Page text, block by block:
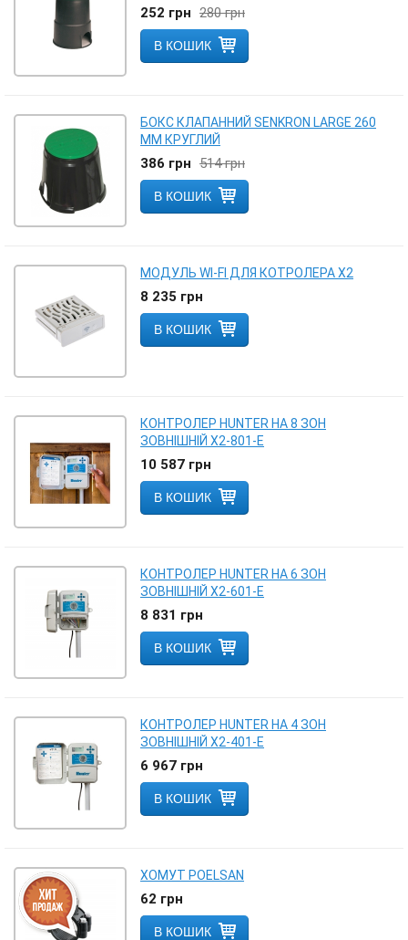
252 грн 280 грн
В КОШИК
БОКС КЛАПАННИЙ SENKRON LARGE 260
ММ КРУГЛИЙ
386 грн 514 грн
В КОШИК
МОДУЛЬ WI-FI ДЛЯ КОТРОЛЕРА Х2
8 235 грн
В КОШИК
КОНТРОЛЕР HUNTER НА 8 ЗОН
ЗОВНІШНІЙ Х2-801-Е
10 587 грн
В КОШИК
КОНТРОЛЕР HUNTER НА 6 ЗОН
ЗОВНІШНІЙ Х2-601-Е
8 831 грн
В КОШИК
КОНТРОЛЕР HUNTER НА 4 ЗОН
ЗОВНІШНІЙ Х2-401-Е
6 967 грн
В КОШИК
ХОМУТ POELSAN
62 грн
В КОШИК